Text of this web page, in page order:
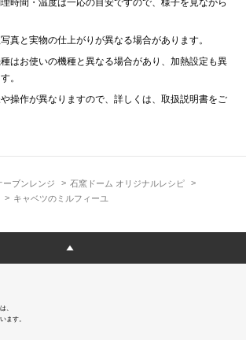
ーブンレンジ
石窯ドーム オリジナルレシピ
キャベツのミルフィーユ
時間・温度は一応の目安ですので、様子を見ながら
真と実物の仕上がりが異なる場合があります。
はお使いの機種と異なる場合があり、加熱設定も異
。
操作が異なりますので、詳しくは、取扱説明書をご
、
ます。